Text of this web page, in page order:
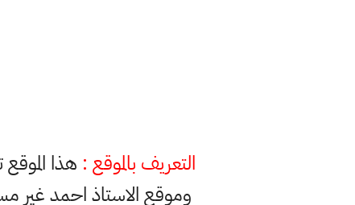
التعريف بالموقع : هذا
وموقع الاستاذ احمد